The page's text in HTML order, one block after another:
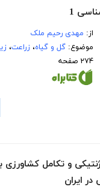
1
از: مهدی رحیم ملک
موضوع:گل و گیاه،زراعت،
۲۷۴ صفحه
و تکامل کشاورزی
ایران